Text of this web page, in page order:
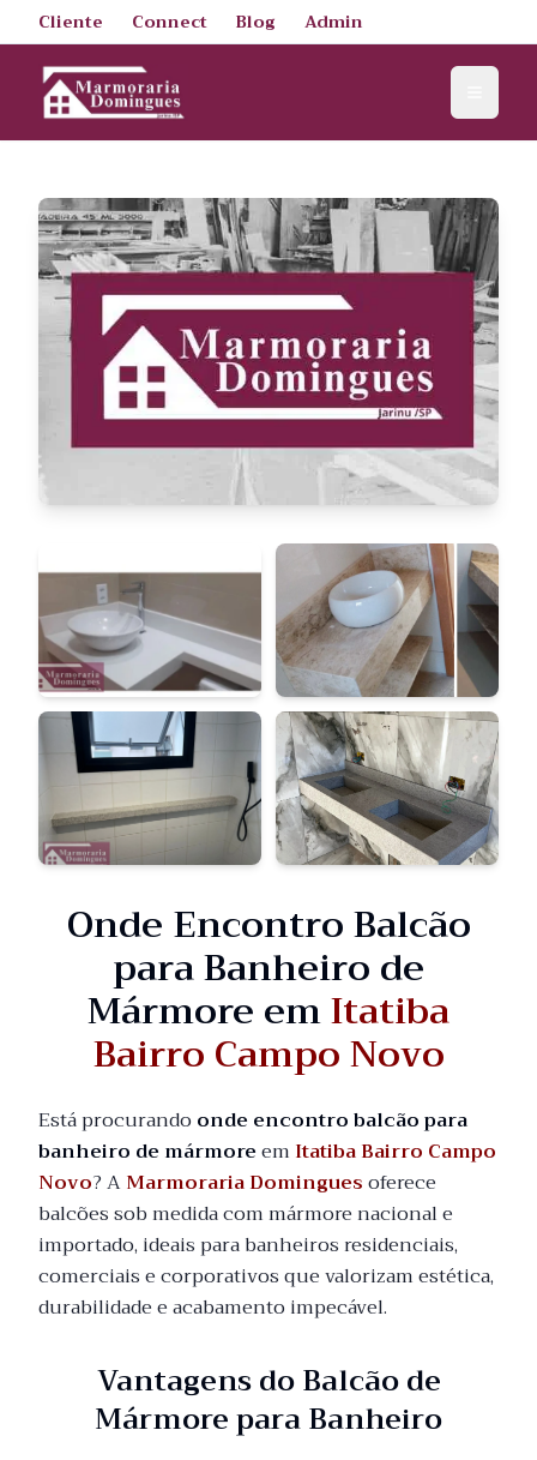
Cliente Connect Blog Admin
Onde Encontro Balcão
para Banheiro de
Mármore emItatiba
Bairro Campo Novo
Está procurando onde encontro balcão para
banheiro de mármoreem Itatiba Bairro Campo
Novo? AMarmoraria Dominguesoferece
balcões sob medida com mármore nacional e
importado, ideais para banheiros residenciais,
comerciais e corporativos que valorizam estética,
durabilidade e acabamento impecável.
Vantagens do Balcão de
Mármore para Banheiro